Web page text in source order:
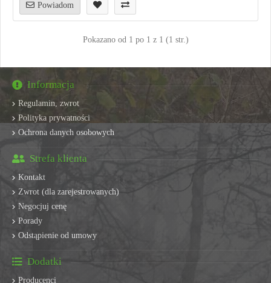
Powiadom
Pokazano od 1 po 1 z 1 (1 str.)
Informacja
Regulamin, zwrot
Polityka prywatności
Ochrona danych osobowych
Strefa klienta
Kontakt
Zwrot (dla zarejestrowanych)
Negocjuj cenę
Porady
Odstąpienie od umowy
Dodatki
Producenci